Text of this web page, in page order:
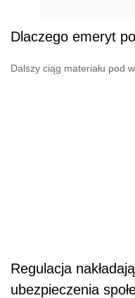
Dlaczego emeryt
Dalszy ciąg materiału pod
Regulacja
ubezpieczenia